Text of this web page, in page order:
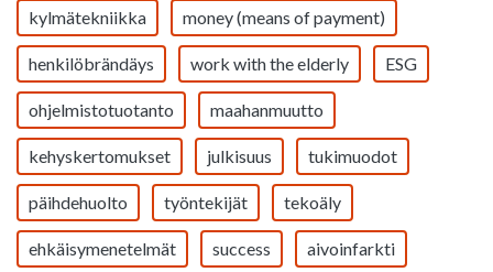
kylmätekniikka money (means of payment)
henkilöbrändäys work with the elderly ESG
ohjelmistotuotanto maahanmuutto
kehyskertomukset julkisuus tukimuodot
päihdehuolto työntekijät tekoäly
ehkäisymenetelmät success aivoinfarkti